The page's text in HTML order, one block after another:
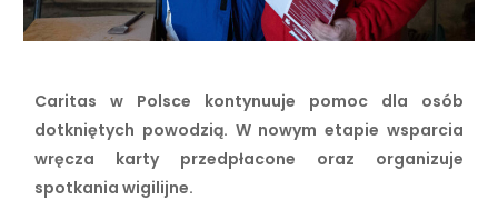
Caritas w Polsce kontynuuje pomoc dla osób
dotkniętych powodzią. W nowym etapie wsparcia
wręcza karty przedpłacone oraz organizuje
spotkania wigilijne.